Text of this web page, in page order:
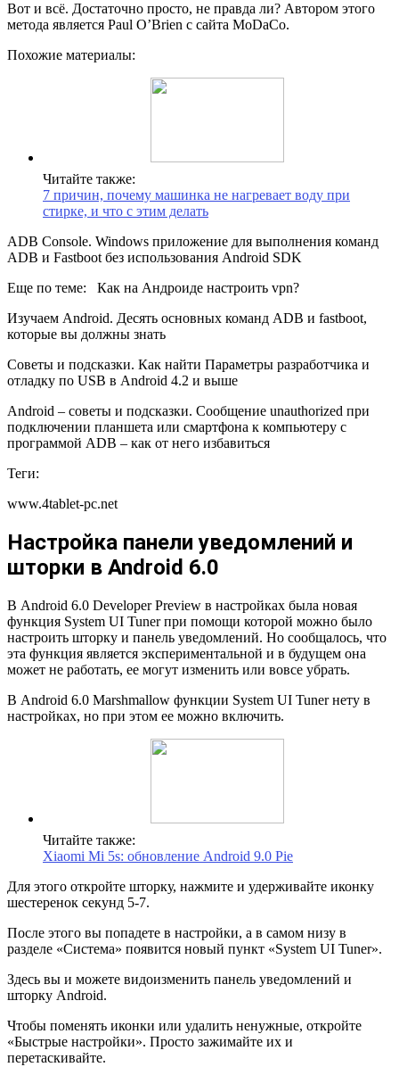
Вот и всё. Достаточно просто, не правда ли? Автором этого
метода является Paul O’Brien с сайта MoDaCo.
Похожие материалы:
Читайте также:
7 причин, почему машинка не нагревает воду при
стирке, и что с этим делать
ADB Console. Windows приложение для выполнения команд
ADB и Fastboot без использования Android SDK
Еще по теме:
Как на Андроиде настроить vpn?
Изучаем Android. Десять основных команд ADB и fastboot,
которые вы должны знать
Советы и подсказки. Как найти Параметры разработчика и
отладку по USB в Android 4.2 и выше
Android – советы и подсказки. Сообщение unauthorized при
подключении планшета или смартфона к компьютеру с
программой ADB – как от него избавиться
Теги:
www.4tablet-pc.net
Настройка панели уведомлений и
шторки в Android 6.0
В Android 6.0 Developer Preview в настройках была новая
функция System UI Tuner при помощи которой можно было
настроить шторку и панель уведомлений. Но сообщалось, что
эта функция является экспериментальной и в будущем она
может не работать, ее могут изменить или вовсе убрать.
В Android 6.0 Marshmallow функции System UI Tuner нету в
настройках, но при этом ее можно включить.
Читайте также:
Xiaomi Mi 5s: обновление Android 9.0 Pie
Для этого откройте шторку, нажмите и удерживайте иконку
шестеренок секунд 5-7.
После этого вы попадете в настройки, а в самом низу в
разделе «Система» появится новый пункт «System UI Tuner».
Здесь вы и можете видоизменить панель уведомлений и
шторку Android.
Чтобы поменять иконки или удалить ненужные, откройте
«Быстрые настройки». Просто зажимайте их и
перетаскивайте.